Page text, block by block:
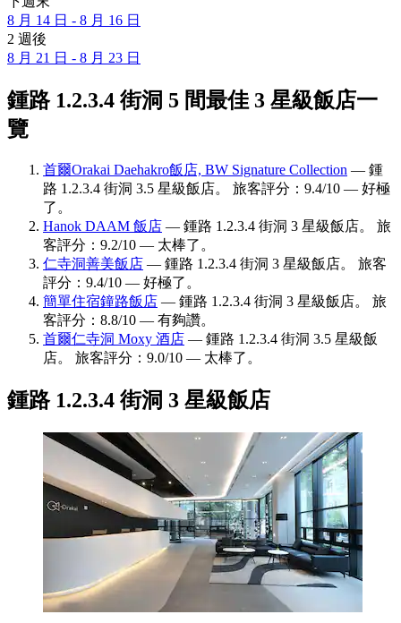
8 月 14 日 - 8 月 16 日
2 週後
8 月 21 日 - 8 月 23 日
鍾路 1.2.3.4 街洞 5 間最佳 3 星級飯店一
覽
首爾Orakai Daehakro飯店, BW Signature Collection — 鍾
路 1.2.3.4 街洞 3.5 星級飯店。 旅客評分：9.4/10 — 好極
了。
Hanok DAAM 飯店 — 鍾路 1.2.3.4 街洞 3 星級飯店。 旅
客評分：9.2/10 — 太棒了。
仁寺洞善美飯店 — 鍾路 1.2.3.4 街洞 3 星級飯店。 旅客
評分：9.4/10 — 好極了。
簡單住宿鐘路飯店 — 鍾路 1.2.3.4 街洞 3 星級飯店。 旅
客評分：8.8/10 — 有夠讚。
首爾仁寺洞 Moxy 酒店 — 鍾路 1.2.3.4 街洞 3.5 星級飯
店。 旅客評分：9.0/10 — 太棒了。
鍾路 1.2.3.4 街洞 3 星級飯店